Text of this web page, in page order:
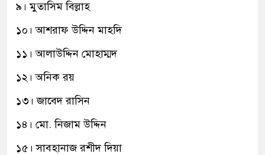
৯। মুতাসিম বিল্লাহ
১০। আশরাফ উদ্দিন মাহদি
১১। আলাউদ্দিন মোহাম্মদ
১২। অনিক রয়
১৩। জাবেদ রাসিন
১৪। মো. নিজাম উদ্দিন
১৫। সাবহানাজ রশীদ দিয়া